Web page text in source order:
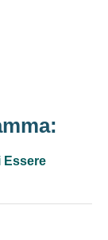
Essere